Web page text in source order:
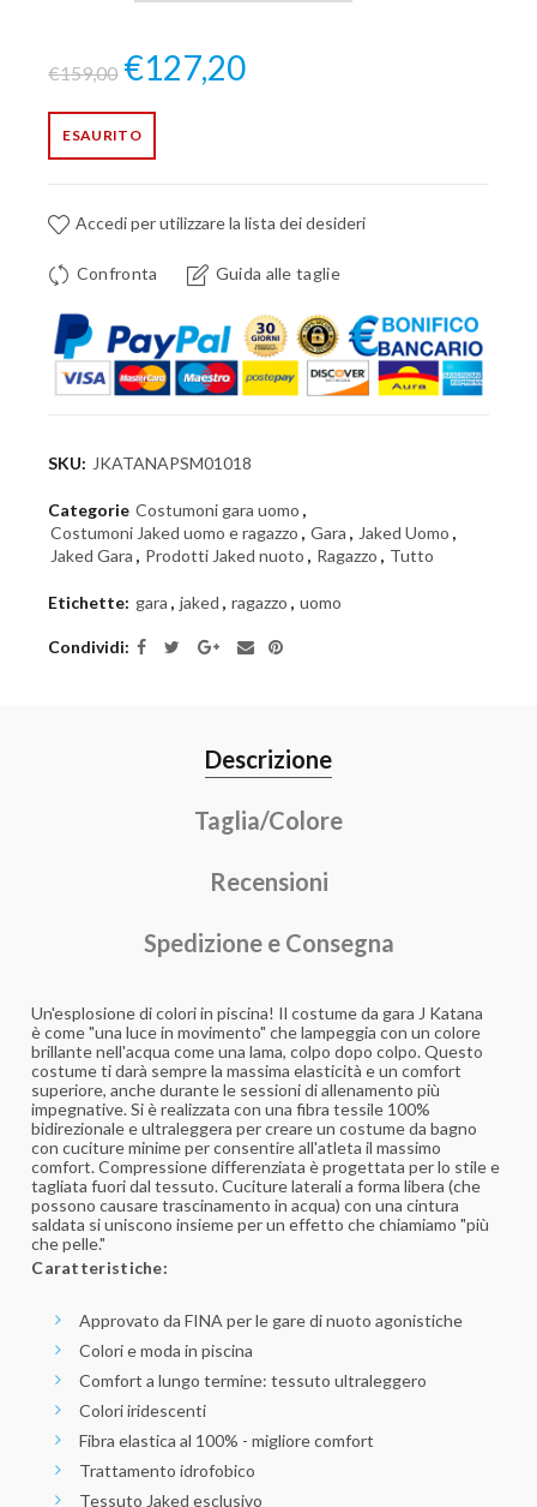
€159,00 €127,20
ESAURITO
Accedi per utilizzare la lista dei desideri
Confronta Guida alle taglie
SKU: JKATANAPSM01018
Categorie Costumoni gara uomo ,
Costumoni Jaked uomo e ragazzo , Gara , Jaked Uomo ,
Jaked Gara , Prodotti Jaked nuoto , Ragazzo , Tutto
Etichette: gara , jaked , ragazzo , uomo
Condividi
Descrizione
Taglia/Colore
Recensioni
Spedizione e Consegna
Un'esplosione di colori in piscina! Il costume da gara J Katana
è come "una luce in movimento" che lampeggia con un colore
brillante nell'acqua come una lama, colpo dopo colpo. Questo
costume ti darà sempre la massima elasticità e un comfort
superiore, anche durante le sessioni di allenamento più
impegnative. Si è realizzata con una fibra tessile 100%
bidirezionale e ultraleggera per creare un costume da bagno
con cuciture minime per consentire all'atleta il massimo
comfort. Compressione differenziata è progettata per lo stile e
tagliata fuori dal tessuto. Cuciture laterali a forma libera (che
possono causare trascinamento in acqua) con una cintura
saldata si uniscono insieme per un effetto che chiamiamo "più
che pelle."
Caratteristiche:
Approvato da FINA per le gare di nuoto agonistiche
Colori e moda in piscina
Comfort a lungo termine: tessuto ultraleggero
Colori iridescenti
Fibra elastica al 100% - migliore comfort
Trattamento idrofobico
Tessuto Jaked esclusivo